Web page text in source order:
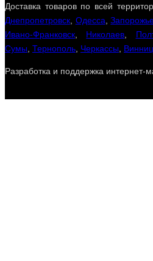
Доставка товаров по всей
Днепропетровск Одесса ,
Ивано-Франковск
Николаев
Сумы Тернополь Черкассы
Разработка и поддержка интернет-